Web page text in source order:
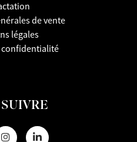
de vente
légales